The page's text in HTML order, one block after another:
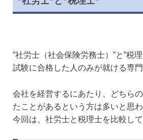
”社労士（社会保険労務士）”と”税
試験に合格した人のみが就ける専門
会社を経営するにあたり、どちら
たことがあるという方は多いと思わ
今回は、社労士と税理士を比較し